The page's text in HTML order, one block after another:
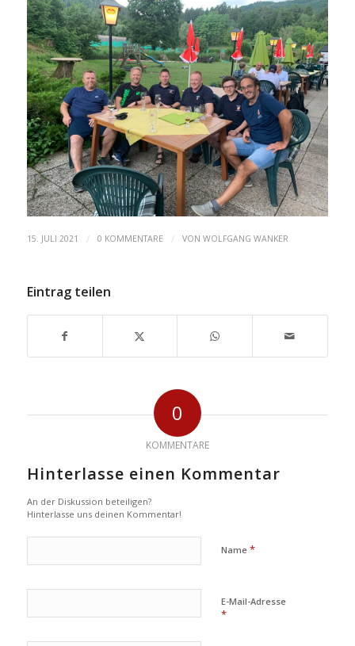
15. JULI 2021 / 0 KOMMENTARE / VON WOLFGANG WANKER
Eintrag teilen
0
KOMMENTARE
Hinterlasse einen Kommentar
An der Diskussion beteiligen?
Hinterlasse uns deinen Kommentar!
Name *
E-Mail-Adresse
*